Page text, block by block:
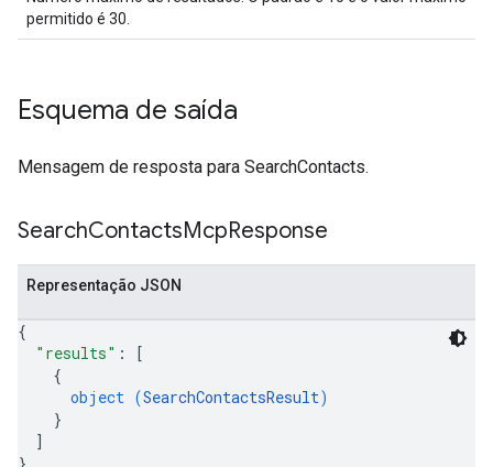
permitido é 30.
Esquema de saída
Mensagem de resposta para SearchContacts.
SearchContactsMcpResponse
Representação JSON
{
"results" :
[
{
object (SearchContactsResult)
}
]